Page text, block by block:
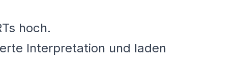
hoch.
Interpretation und laden